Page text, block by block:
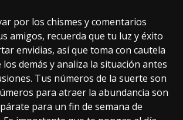
por los chismes y comentarios
amigos, recuerda que tu luz y éxito
envidias, así que toma con cautela
los demás y analiza la situación antes
Tus números de la suerte son
para atraer la abundancia son
para un fin de semana de